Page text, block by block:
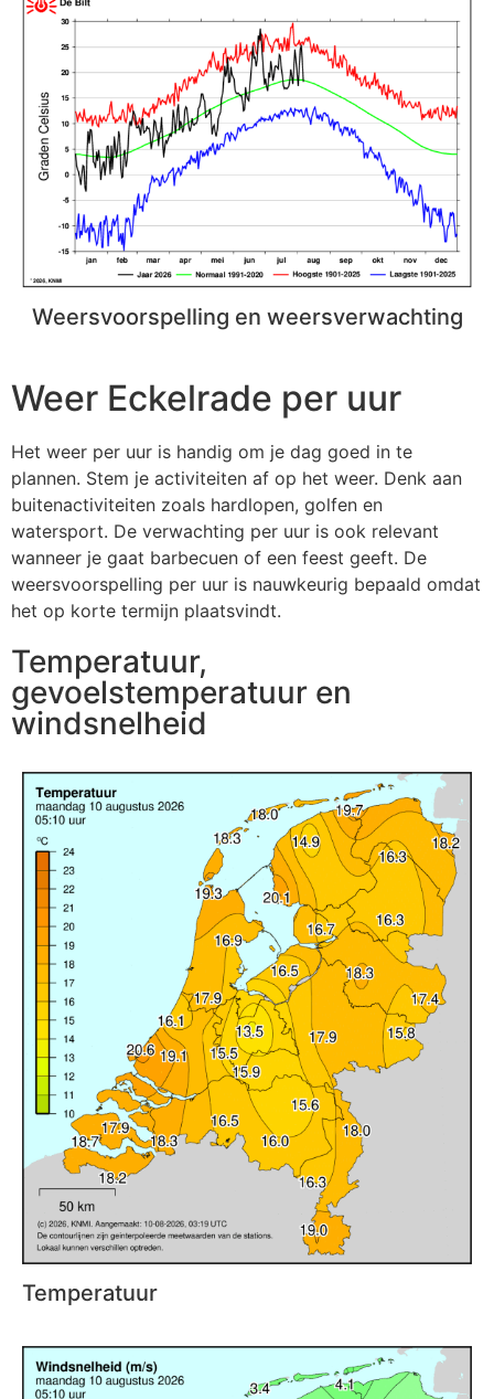
Weersvoorspelling en weersverwachting
Weer Eckelrade per uur
Het weer per uur is handig om je dag goed in te
plannen. Stem je activiteiten af op het weer. Denk aan
buitenactiviteiten zoals hardlopen, golfen en
watersport. De verwachting per uur is ook relevant
wanneer je gaat barbecuen of een feest geeft. De
weersvoorspelling per uur is nauwkeurig bepaald omdat
het op korte termijn plaatsvindt.
Temperatuur,
gevoelstemperatuur en
windsnelheid
Temperatuur